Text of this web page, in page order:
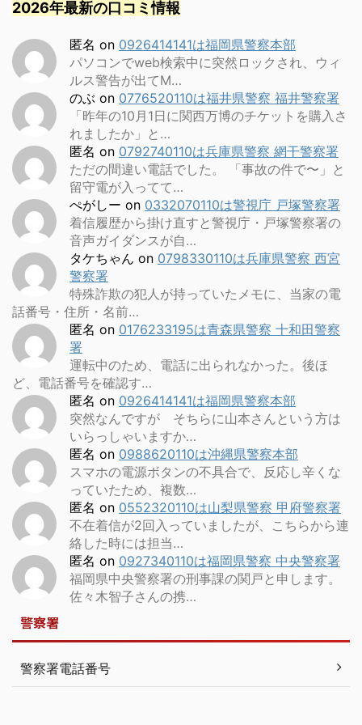
2026年最新の口コミ情報
匿名 on 0926414141は福岡県警察本部
パソコンでweb検索中に突然ロックされ、ウィ
ルス警告が出てM…
のぶ on 0776520110は福井県警察 福井警察署
「昨年の10月1日に関西万博のチケットを購入さ
れましたか」と…
匿名 on 0792740110は兵庫県警察 網干警察署
ただの間違い電話でした。 「事故の件で〜」と
留守電が入ってて…
ぺがしー on 0332070110は警視庁 戸塚警察署
着信履歴から掛け直すと警視庁・戸塚警察署の
音声ガイダンスが自…
タケちゃん on 0798330110は兵庫県警察 西宮
警察署
特殊詐欺の犯人が持っていたメモに、当家の電
話番号・住所・名前…
匿名 on 0176233195は青森県警察 十和田警察
署
運転中のため、電話に出られなかった。後ほ
ど、電話番号を確認す…
匿名 on 0926414141は福岡県警察本部
突然なんですが そちらに山本さんという方は
いらっしゃいますか…
匿名 on 0988620110は沖縄県警察本部
スマホの電源ボタンの不具合で、反応し辛くな
っていたため、複数…
匿名 on 0552320110は山梨県警察 甲府警察署
不在着信が2回入っていましたが、こちらから連
絡した時には担当…
匿名 on 0927340110は福岡県警察 中央警察署
福岡県中央警察署の刑事課の関戸と申します。
佐々木智子さんの携…
警察署
警察署電話番号